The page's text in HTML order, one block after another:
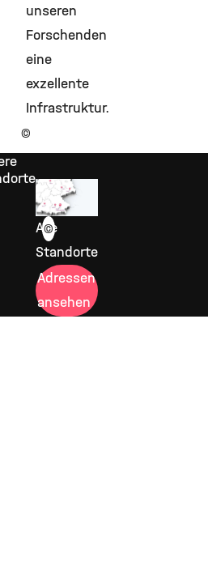
unseren
Forschenden
eine
exzellente
Infrastruktur.
©
Alle
Standorte
Adressen
ansehen
©